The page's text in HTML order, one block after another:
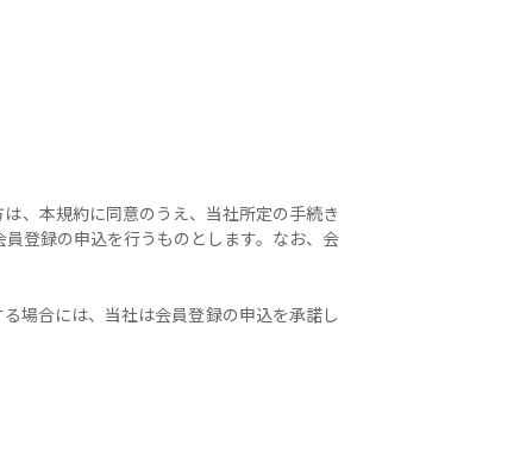
、本規約に同意のうえ、当社所定の手続き
登録の申込を行うものとします。なお、会
場合には、当社は会員登録の申込を承諾し